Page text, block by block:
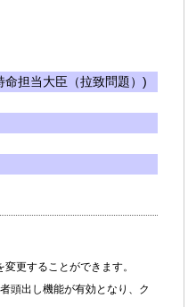
担当大臣（拉致問題）)
更することができます。
頭出し機能が有効となり、ク